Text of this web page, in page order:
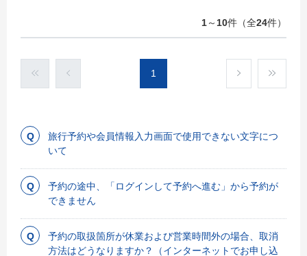
1～ 10件（全24件）
1
旅行予約や会員情報入力画面で使用できない文字につ
いて
予約の途中、「ログインして予約へ進む」から予約が
できません
予約の取扱箇所が休業および営業時間外の場合、取消
方法はどうなりますか？（インターネットでお申し込